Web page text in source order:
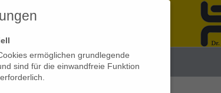
Standorte News
ermöglichen grundlegende
sind für die einwandfreie Funktion